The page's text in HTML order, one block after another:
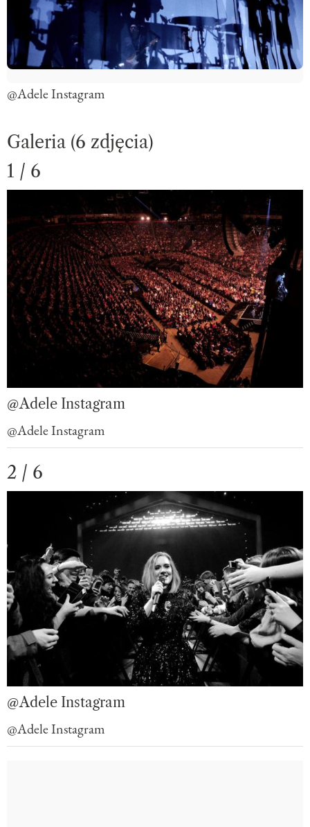
@Adele Instagram
Galeria (6 zdjęcia)
1 / 6
@Adele Instagram
@Adele Instagram
2 / 6
@Adele Instagram
@Adele Instagram